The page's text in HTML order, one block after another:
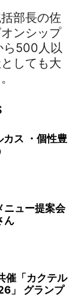
部長の佐
ンシップ
ら500人以
しても大
ス ・個性豊
ニュー提案会
ん
催「カクテル
」 グランプ